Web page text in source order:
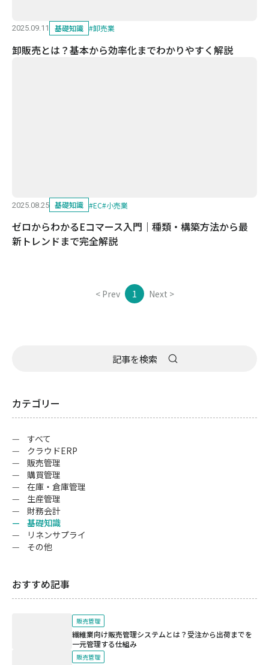
2025.09.11 基礎知識 #卸売業
卸販売とは？基本から効率化までわかりやすく解説
2025.08.25 基礎知識 #EC#小売業
ゼロからわかるEコマース入門｜種類・構築方法から最
新トレンドまで完全解説
< Prev 1 Next >
カテゴリー
すべて
クラウドERP
販売管理
購買管理
在庫・倉庫管理
生産管理
財務会計
基礎知識
リネンサプライ
その他
おすすめ記事
販売管理
繊維業向け販売管理システムとは？受注から出荷までを
一元管理する仕組み
販売管理